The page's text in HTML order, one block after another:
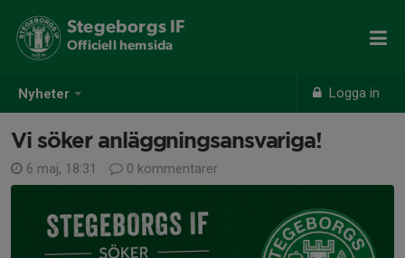
Nyheter Logga in
Stegeborgs IF
Officiell hemsida
Vi söker anläggningsansvariga!
6 maj, 18:31 0 kommentarer